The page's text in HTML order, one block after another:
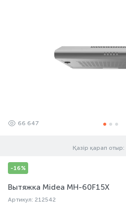
66 647
Қазір қарап отыр:
-16%
Вытяжка Midea MH-60F15Х
Артикул: 212542